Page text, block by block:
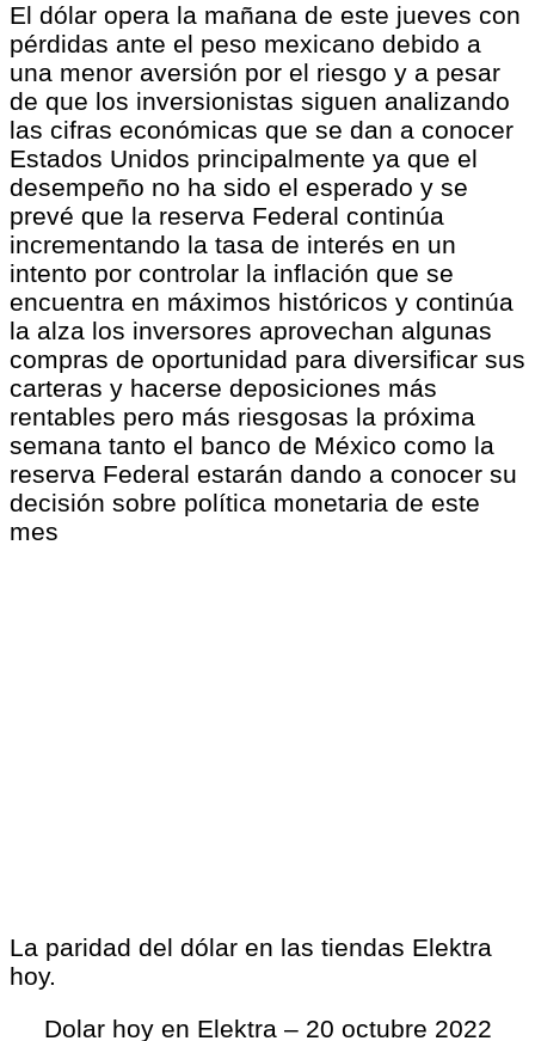
El dólar opera la mañana de este jueves con
pérdidas ante el peso mexicano debido a
una menor aversión por el riesgo y a pesar
de que los inversionistas siguen analizando
las cifras económicas que se dan a conocer
Estados Unidos principalmente ya que el
desempeño no ha sido el esperado y se
prevé que la reserva Federal continúa
incrementando la tasa de interés en un
intento por controlar la inflación que se
encuentra en máximos históricos y continúa
la alza los inversores aprovechan algunas
compras de oportunidad para diversificar sus
carteras y hacerse deposiciones más
rentables pero más riesgosas la próxima
semana tanto el banco de México como la
reserva Federal estarán dando a conocer su
decisión sobre política monetaria de este
mes
La paridad del dólar en las tiendas Elektra
hoy.
Dolar hoy en Elektra – 20 octubre 2022